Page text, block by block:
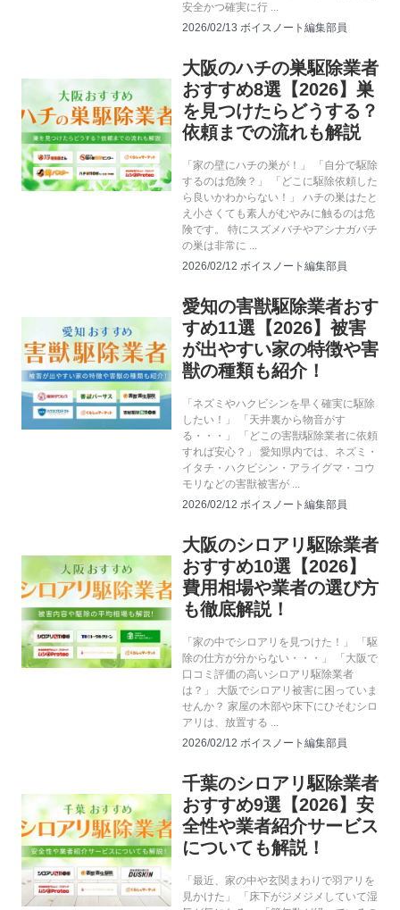
安全かつ確実に行 ...
2026/02/13 ボイスノート編集部員
大阪のハチの巣駆除業者
おすすめ8選【2026】巣
を見つけたらどうする？
依頼までの流れも解説
「家の壁にハチの巣が！」 「自分で駆除
するのは危険？」 「どこに駆除依頼した
ら良いかわからない！」 ハチの巣はたと
え小さくても素人がむやみに触るのは危
険です。 特にスズメバチやアシナガバチ
の巣は非常に ...
2026/02/12 ボイスノート編集部員
愛知の害獣駆除業者おす
すめ11選【2026】被害
が出やすい家の特徴や害
獣の種類も紹介！
「ネズミやハクビシンを早く確実に駆除
したい！」 「天井裏から物音がす
る・・・」 「どこの害獣駆除業者に依頼
すれば安心？」 愛知県内では、ネズミ・
イタチ・ハクビシン・アライグマ・コウ
モリなどの害獣被害が ...
2026/02/12 ボイスノート編集部員
大阪のシロアリ駆除業者
おすすめ10選【2026】
費用相場や業者の選び方
も徹底解説！
「家の中でシロアリを見つけた！」 「駆
除の仕方が分からない・・・」 「大阪で
口コミ評価の高いシロアリ駆除業者
は？」 大阪でシロアリ被害に困っていま
せんか？ 家屋の木部や床下にひそむシロ
アリは、放置する ...
2026/02/12 ボイスノート編集部員
千葉のシロアリ駆除業者
おすすめ9選【2026】安
全性や業者紹介サービス
についても解説！
「最近、家の中や玄関まわりで羽アリを
見かけた」 「床下がジメジメしていて湿